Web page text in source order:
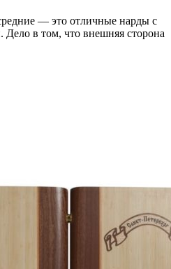
— это отличные нарды с
Дело в том, что внешняя сторона